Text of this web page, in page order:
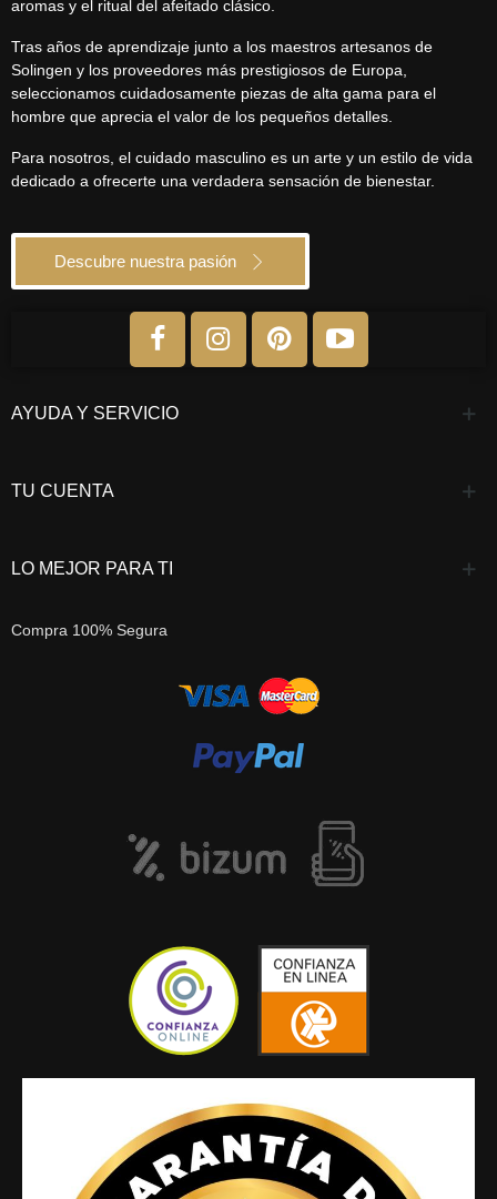
aromas y el ritual del afeitado clásico.
Tras años de aprendizaje junto a los maestros artesanos de
Solingen y los proveedores más prestigiosos de Europa,
seleccionamos cuidadosamente piezas de alta gama para el
hombre que aprecia el valor de los pequeños detalles.
Para nosotros, el cuidado masculino es un arte y un estilo de vida
dedicado a ofrecerte una verdadera sensación de bienestar.
Descubre nuestra pasión
AYUDA Y SERVICIO
TU CUENTA
LO MEJOR PARA TI
Compra 100% Segura